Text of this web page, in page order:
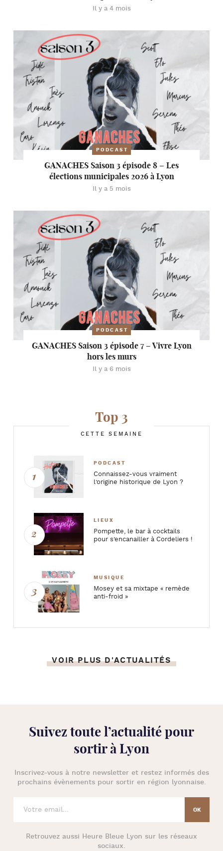
Il y a 4 mois
PODCAST
GANACHES Saison 3 épisode 8 – Les
élections municipales 2026 à Lyon
Il y a 5 mois
PODCAST
GANACHES Saison 3 épisode 7 – Vivre Lyon
hors les murs
Il y a 6 mois
Top 3
CETTE SEMAINE
PODCAST
Connaissez-vous vraiment
l’origine historique de Lyon ?
LIEUX
Pompette, le bar à cocktails
pour s’encanailler à Cordeliers !
MUSIQUE
Mosey et sa mixtape « remède
anti-froid »
VOIR PLUS D'ACTUALITÉS
Suivez toute l’actualité pour
sortir à Lyon
Inscrivez-vous à notre newsletter et restez informés des
prochains évènements pour sortir en région lyonnaise.
Retrouvez aussi Heure Bleue Lyon sur les réseaux
sociaux.